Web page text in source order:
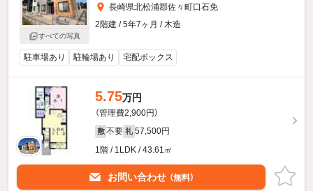
すべての写真
長崎県北松浦郡佐々町口石免
2階建 / 5年7ヶ月 / 木造
駐車場あり 駐輪場あり 宅配ボックス
5.75万円
（管理費2,900円）
敷 不要 礼 57,500円
1階 / 1LDK / 43.61㎡
お問い合わせ （無料）